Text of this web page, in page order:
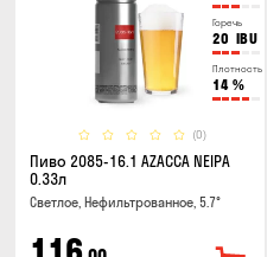
Горечь
20 IBU
Плотность
14 %
(0)
Пиво 2085-16.1 AZACCA NEIPA
0.33л
Светлое, Нефильтрованное, 5.7°